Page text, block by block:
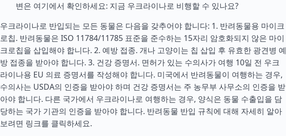
변은 여기에서 확인하세요: 지금 우크라이나로 비행할 수 있나요?
우크라이나로 반입되는 모든 동물은 다음을 갖추어야 합니다: 1. 반려동물용 마이크
로칩. 반려동물은 ISO 11784/11785 표준을 준수하는 15자리 암호화되지 않은 마이
크로칩을 삽입해야 합니다. 2. 예방 접종. 개나 고양이는 칩 삽입 후 유효한 광견병 예
방 접종을 받아야 합니다. 3. 건강 증명서. 면허가 있는 수의사가 여행 10일 전 우크
라이나용 EU 의료 증명서를 작성해야 합니다. 미국에서 반려동물이 여행하는 경우,
수의사는 USDA의 인증을 받아야 하며 건강 증명서는 주 농무부 사무소의 인증을 받
아야 합니다. 다른 국가에서 우크라이나로 여행하는 경우, 양식은 동물 수출입을 담
당하는 국가 기관의 인증을 받아야 합니다. 반려동물 반입 규칙에 대해 자세히 알아
보려면 링크를 클릭하세요.